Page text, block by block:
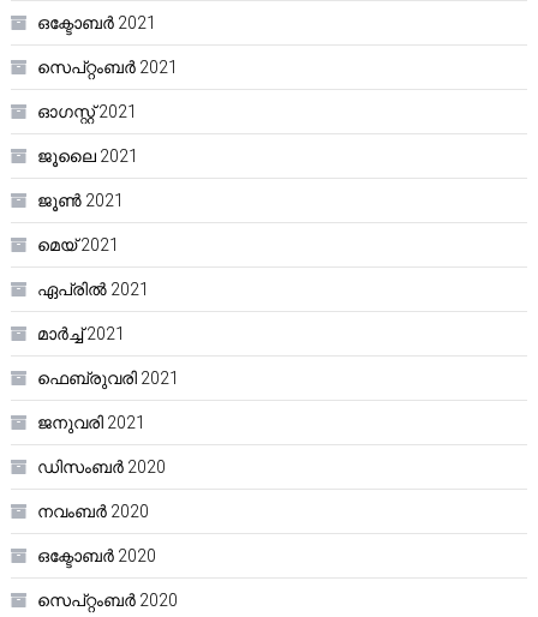
ഒക്ടോബർ 2021
സെപ്റ്റംബർ 2021
ഓഗസ്റ്റ്‌ 2021
ജൂലൈ 2021
ജൂൺ 2021
മെയ്‌ 2021
ഏപ്രിൽ 2021
മാർച്ച്‌ 2021
ഫെബ്രുവരി 2021
ജനുവരി 2021
ഡിസംബർ 2020
നവംബർ 2020
ഒക്ടോബർ 2020
സെപ്റ്റംബർ 2020